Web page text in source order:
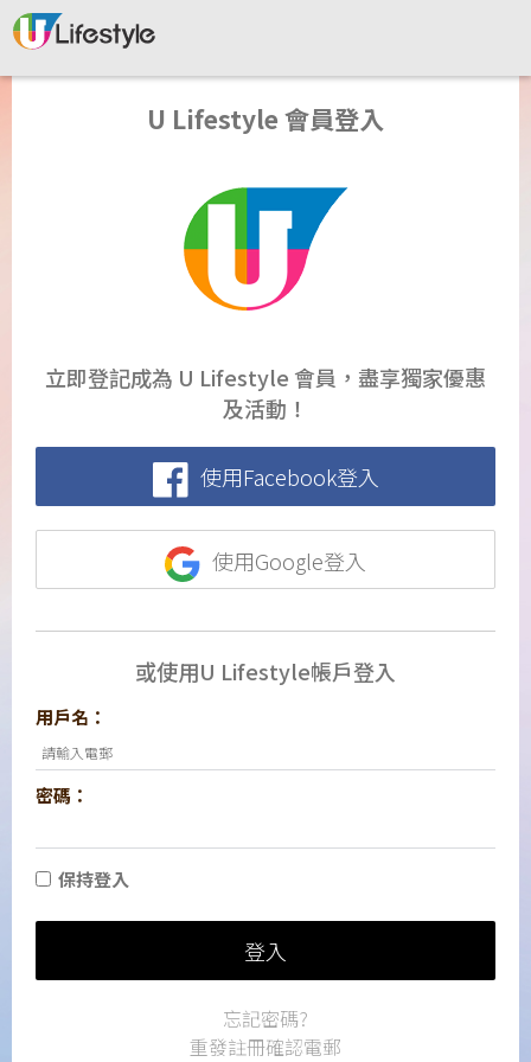
U Lifestyle 會員登入
立即登記成為 U Lifestyle 會員，盡享獨家優惠
及活動！
使用Facebook登入
使用Google登入
或使用U Lifestyle帳戶登入
用戶名：
密碼：
保持登入
登入
忘記密碼?
重發註冊確認電郵